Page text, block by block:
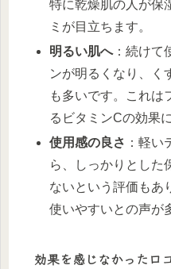
特に乾燥肌の人が保
ミが目立ちます。
明るい肌へ：続けて
ンが明るくなり、く
も多いです。これは
るビタミンCの効果
使用感の良さ ：軽
ら、しっかりとした
ないという評価もあ
使いやすいとの声が
効果を感じなかった口